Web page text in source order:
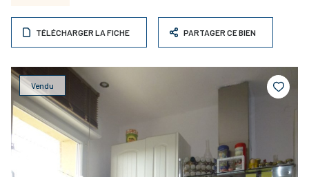
TÉLÉCHARGER LA FICHE PARTAGER CE BIEN
Vendu